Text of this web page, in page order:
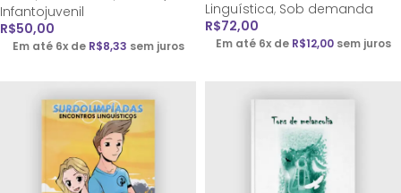
Infantojuvenil
R$50,00
Em até 6x de R$8,33 sem juros
Linguística, Sob demanda
R$72,00
Em até 6x de R$12,00 sem juros